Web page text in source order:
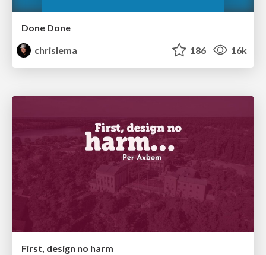
Done Done
chrislema
186 16k
First, design no harm